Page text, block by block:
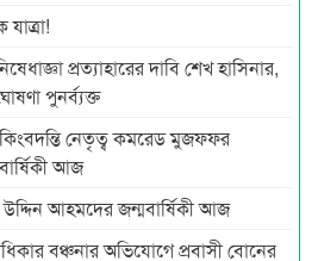
প্রত্যাহারের দাবি শেখ হাসিনার,
পুনর্ব্যক্ত
নেতৃত্ব কমরেড মুজফ্ফর
আজ
উদ্দিন আহমদের জন্মবার্ষিকী আজ
বঞ্চনার অভিযোগে প্রবাসী বোনের